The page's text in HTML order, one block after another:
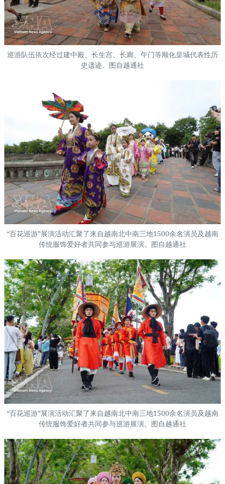
巡游队伍依次经过建中殿、长生宫、长廊、午门等顺化皇城代表性历
史遗迹。图自越通社
“百花巡游”展演活动汇聚了来自越南北中南三地1500余名演员及越南
传统服饰爱好者共同参与巡游展演。图自越通社
“百花巡游”展演活动汇聚了来自越南北中南三地1500余名演员及越南
传统服饰爱好者共同参与巡游展演。图自越通社